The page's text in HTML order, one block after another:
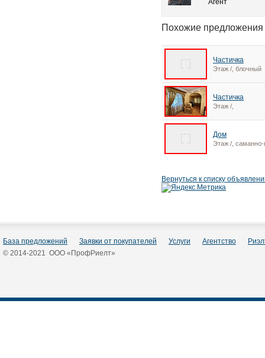
Агент
Похожие предложения
Частичка
Этаж /, блочный
Частичка
Этаж /,
Дом
Этаж /, саманно-
Вернуться к списку
База предложений Заявки от покупателей Услуги Агентство
© 2014-2021 ООО «ПрофРиелт»